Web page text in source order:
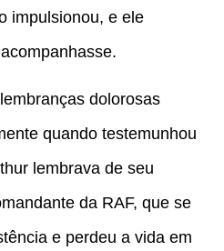
impulsionou, e ele
dolorosas
quando testemunhou
lembrava de seu
da RAF, que se
e perdeu a vida em